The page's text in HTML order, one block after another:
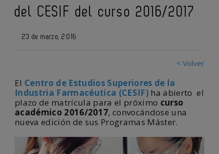
del CESIF del curso 2016/2017
23 de marzo, 2016
< Volver
El Centro de Estudios Superiores de la
Industria Farmacéutica (CESIF) ha abierto el
plazo de matrícula para el próximo curso
académico 2016/2017, convocándose una
nueva edición de sus Programas Máster.